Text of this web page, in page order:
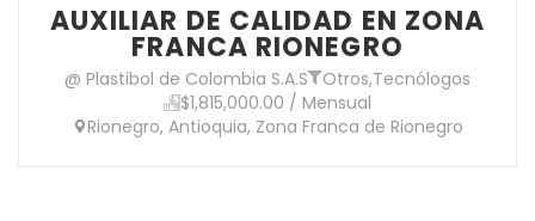
AUXILIAR DE CALIDAD EN ZONA
FRANCA RIONEGRO
@ Plastibol de Colombia S.A.S Otros,Tecnólogos
$1,815,000.00 / Mensual
Rionegro, Antioquia, Zona Franca de Rionegro